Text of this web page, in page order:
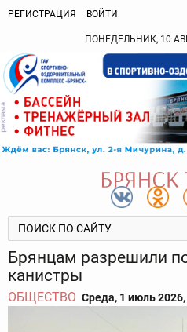
РЕГИСТРАЦИЯ ВОЙТИ
ПОНЕДЕЛЬНИК, 10
Брянцам разрешили
канистры
ОБЩЕСТВО Среда, 1 июль